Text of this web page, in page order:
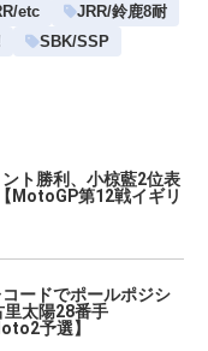
etc
JRR/鈴鹿8耐
SBK/SSP
ト勝利、小椋藍2位表
MotoGP第12戦イギリ
ードでポールポジシ
里太陽28番手
予選】